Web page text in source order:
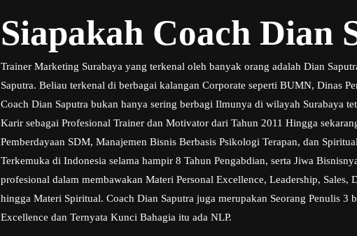
Siapakah Coach Dian
Trainer Marketing Surabaya yang terkenal oleh banyak orang adalah Dian
Saputra. Beliau terkenal di berbagai kalangan Corporate seperti BUMN, Dinas
Coach Dian Saputra bukan hanya sering berbagi Ilmunya di wilayah Surabaya
Karir sebagai Profesional Trainer dan Motivator dari Tahun 2011 Hingga
Pemberdayaan SDM, Manajemen Bisnis Berbasis Psikologi Terapan, dan
Terkemuka di Indonesia selama hampir 8 Tahun Pengabdian, serta Jiwa
profesional dalam membawakan Materi Personal Excellence, Leadership,
hingga Materi Spiritual. Coach Dian Saputra juga merupakan Seorang Penulis 3
Excellence dan Ternyata Kunci Bahagia itu ada NLP.